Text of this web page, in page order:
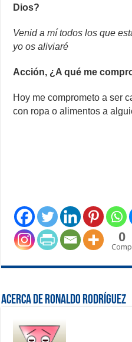
Dios?
Venid a mí todos los que
yo os aliviaré
Acción, ¿A qué me
Hoy me comprometo a ser
con ropa o alimentos a
0
Acerca de Ronaldo Rodríguez